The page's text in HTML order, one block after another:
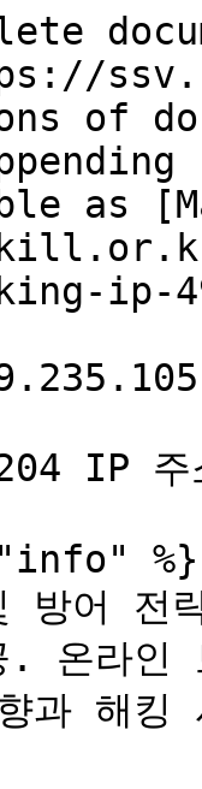
of
as
ip-
IP 주
%}
방어 전
온라인
과 해킹